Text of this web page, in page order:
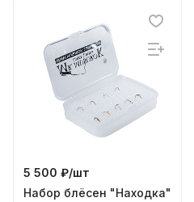
5 500 ₽/шт
Набор блёсен "Находка"
очень
купил
на выбор
воблер
2025 года
получил свой